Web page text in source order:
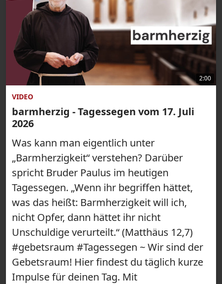
2:00
VIDEO
barmherzig - Tagessegen vom 17. Juli
2026
Was kann man eigentlich unter
„Barmherzigkeit“ verstehen? Darüber
spricht Bruder Paulus im heutigen
Tagessegen. „Wenn ihr begriffen hättet,
was das heißt: Barmherzigkeit will ich,
nicht Opfer, dann hättet ihr nicht
Unschuldige verurteilt.“ (Matthäus 12,7)
#gebetsraum #Tagessegen ~ Wir sind der
Gebetsraum! Hier findest du täglich kurze
Impulse für deinen Tag. Mit